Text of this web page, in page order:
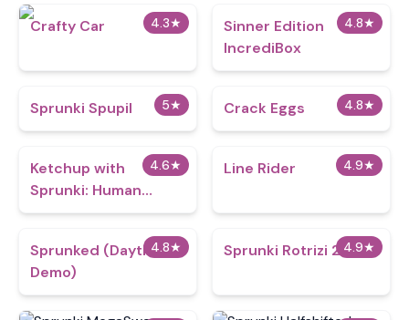
4.3★
Crafty Car 4.8★
Sinner Edition
IncrediBox
5★
Sprunki Spupil 4.8★
Crack Eggs
4.6★
Ketchup with
Sprunki: Human
Edition
4.9★
Line Rider
4.8★
Sprunked (Daytime
Demo)
4.9★
Sprunki Rotrizi 2